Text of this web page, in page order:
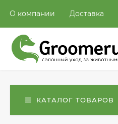
О компании Доставка
КАТАЛОГ ТОВАРОВ